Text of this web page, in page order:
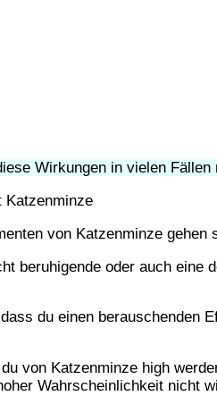
Wirkungen in vielen Fällen
von Katzenminze
beruhigende oder auch eine
du einen berauschenden
von Katzenminze high
Wahrscheinlichkeit nicht